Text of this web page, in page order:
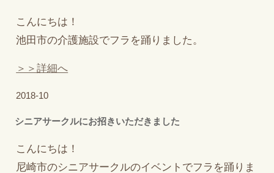
こんにちは！
池田市の介護施設でフラを踊りました。
＞＞詳細へ
2018-10
シニアサークルにお招きいただきました
こんにちは！
尼崎市のシニアサークルのイベントでフラを踊りま